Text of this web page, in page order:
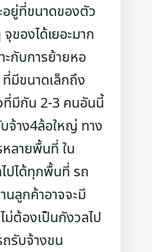
อยู่ที่ขนาดของตัว
ของได้เยอะมาก
ะกับการย้ายหอ
มีขนาดเล็กถึง
ที่มีกัน 2-3 คนอันนี้
จ้าง4ล้อใหญ่ ทาง
หลายพื้นที่ ใน
ปได้ทุกพื้นที่ รถ
นลูกค้าอาจจะมี
ต้องเป็นกังวลไป
ถรับจ้างขน